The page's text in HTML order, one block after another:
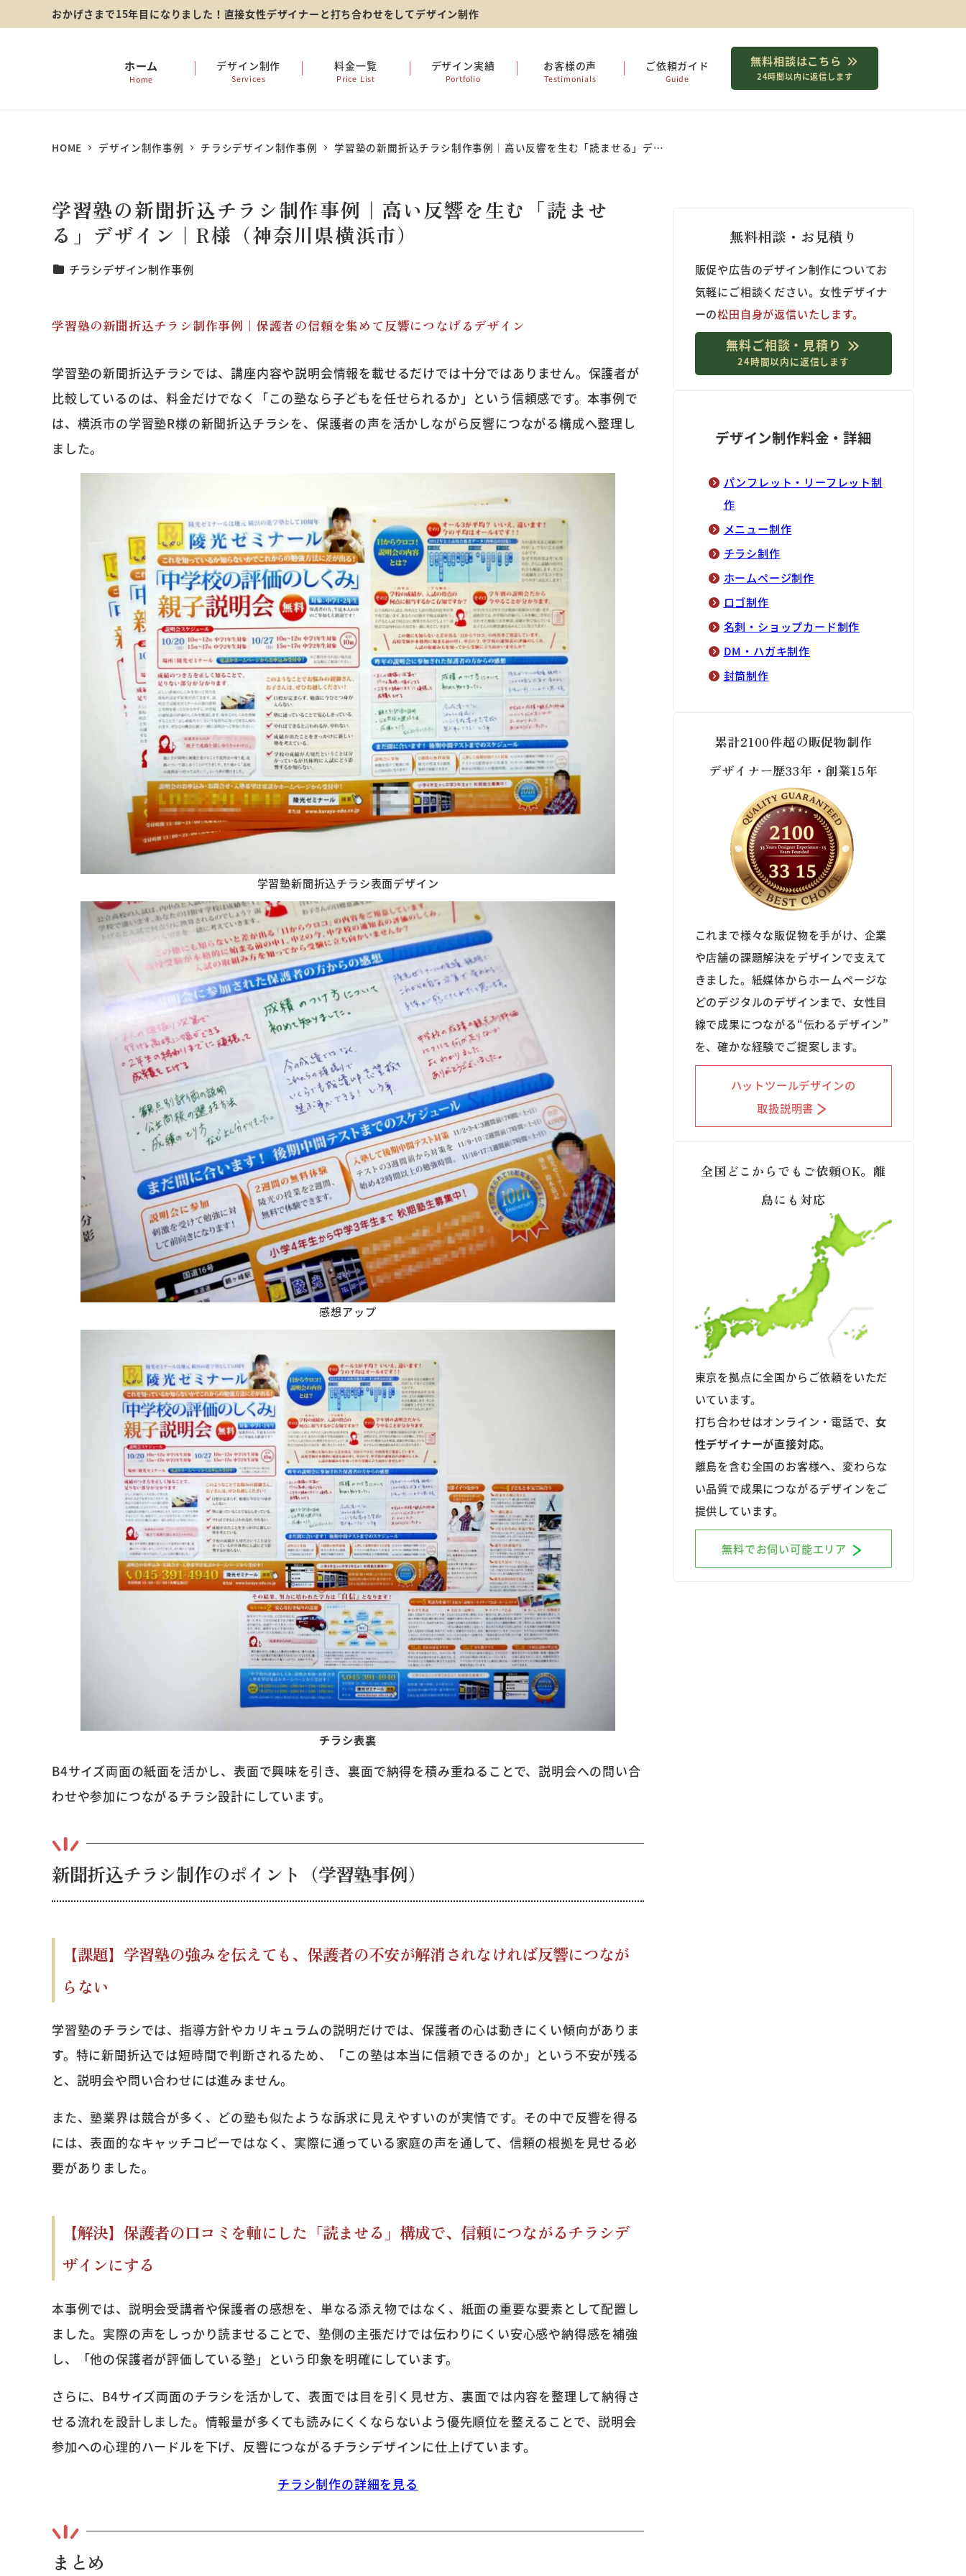
おかげさまで15年目になりました！直接女性デザイナーと打ち合わせをしてデザイン制作
ホーム
Home
デザイン制作
Services
料金一覧
Price List
デザイン実績
Portfolio
お客様の声
Testimonials
ご依頼ガイド
Guide
無料相談はこちら
24時間以内に返信します
HOME デザイン制作事例 チラシデザイン制作事例 学習塾の新聞折込チラシ制作事例｜高い反響を生む「読ませる」デ…
学習塾の新聞折込チラシ制作事例｜高い反響を生む「読ませ
る」デザイン｜R様（神奈川県横浜市）
カテゴリー
チラシデザイン制作事例
学習塾の新聞折込チラシ制作事例｜保護者の信頼を集めて反響につなげるデザイン
学習塾の新聞折込チラシでは、講座内容や説明会情報を載せるだけでは十分ではありません。保護者が
比較しているのは、料金だけでなく「この塾なら子どもを任せられるか」という信頼感です。本事例で
は、横浜市の学習塾R様の新聞折込チラシを、保護者の声を活かしながら反響につながる構成へ整理し
ました。
学習塾新聞折込チラシ表面デザイン
感想アップ
チラシ表裏
B4サイズ両面の紙面を活かし、表面で興味を引き、裏面で納得を積み重ねることで、説明会への問い合
わせや参加につながるチラシ設計にしています。
新聞折込チラシ制作のポイント（学習塾事例）
【課題】学習塾の強みを伝えても、保護者の不安が解消されなければ反響につなが
らない
学習塾のチラシでは、指導方針やカリキュラムの説明だけでは、保護者の心は動きにくい傾向がありま
す。特に新聞折込では短時間で判断されるため、「この塾は本当に信頼できるのか」という不安が残る
と、説明会や問い合わせには進みません。
また、塾業界は競合が多く、どの塾も似たような訴求に見えやすいのが実情です。その中で反響を得る
には、表面的なキャッチコピーではなく、実際に通っている家庭の声を通して、信頼の根拠を見せる必
要がありました。
【解決】保護者の口コミを軸にした「読ませる」構成で、信頼につながるチラシデ
ザインにする
本事例では、説明会受講者や保護者の感想を、単なる添え物ではなく、紙面の重要な要素として配置し
ました。実際の声をしっかり読ませることで、塾側の主張だけでは伝わりにくい安心感や納得感を補強
し、「他の保護者が評価している塾」という印象を明確にしています。
さらに、B4サイズ両面のチラシを活かして、表面では目を引く見せ方、裏面では内容を整理して納得さ
せる流れを設計しました。情報量が多くても読みにくくならないよう優先順位を整えることで、説明会
参加への心理的ハードルを下げ、反響につながるチラシデザインに仕上げています。
チラシ制作の詳細を見る
まとめ
無料相談・お見積り
販促や広告のデザイン制作についてお
気軽にご相談ください。女性デザイナ
ーの松田自身が返信いたします。
無料ご相談・見積り
24時間以内に返信します
デザイン制作料金・詳細
パンフレット・リーフレット制
作
メニュー制作
チラシ制作
ホームページ制作
ロゴ制作
名刺・ショップカード制作
DM・ハガキ制作
封筒制作
累計2100件超の販促物制作
デザイナー歴33年・創業15年
これまで様々な販促物を手がけ、企業
や店舗の課題解決をデザインで支えて
きました。紙媒体からホームページな
どのデジタルのデザインまで、女性目
線で成果につながる“伝わるデザイン”
を、確かな経験でご提案します。
ハットツールデザインの
取扱説明書
全国どこからでもご依頼OK。離
島にも対応
東京を拠点に全国からご依頼をいただ
いています。
打ち合わせはオンライン・電話で、女
性デザイナーが直接対応。
離島を含む全国のお客様へ、変わらな
い品質で成果につながるデザインをご
提供しています。
無料でお伺い可能エリア